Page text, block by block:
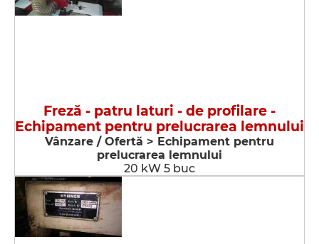
Freză - patru laturi - de profilare -
Echipament pentru prelucrarea lemnului
Vânzare / Ofertă > Echipament pentru
prelucrarea lemnului
20 kW 5 buc